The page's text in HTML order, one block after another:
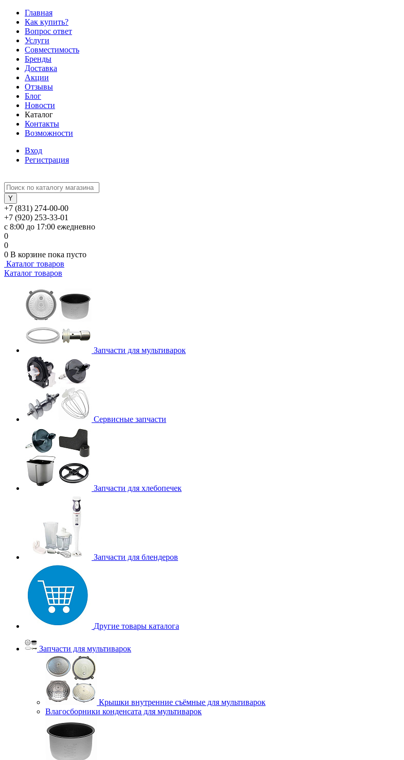
Главная
Как купить?
Вопрос ответ
Услуги
Совместимость
Бренды
Доставка
Акции
Отзывы
Блог
Новости
Каталог
Контакты
Возможности
Вход
Регистрация
+7 (831) 274-00-00
+7 (920) 253-33-01
с 8:00 до 17:00 ежедневно
0
0
0 В корзине пока пусто
Каталог товаров
Каталог товаров
Запчасти для мультиварок
Сервисные запчасти
Запчасти для хлебопечек
Запчасти для блендеров
Другие товары каталога
Запчасти для мультиварок
Крышки внутренние съёмные для мультиварок
Влагосборники конденсата для мультиварок